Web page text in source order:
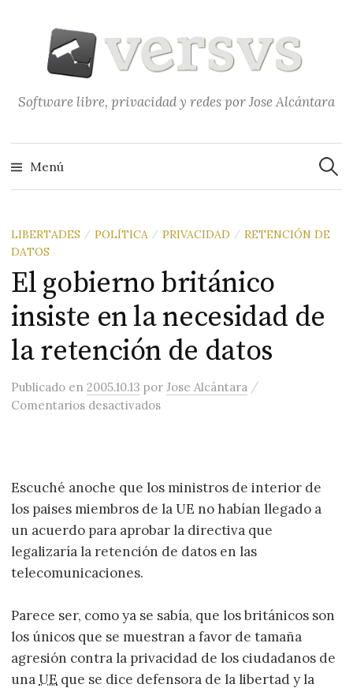
contenido
Software libre, privacidad y redes por Jose Alcántara
Menú
LIBERTADES / POLÍTICA / PRIVACIDAD / RETENCIÓN DE
DATOS
El gobierno británico
insiste en la necesidad de
la retención de datos
Publicado en2005.10.13 porJose Alcántara /
Comentarios desactivadosen El gobierno británico insiste
Escuché anoche que los ministros de interior de
los paises miembros de la UE no habían llegado a
un acuerdo para aprobar la directiva que
legalizaría la retención de datos en las
telecomunicaciones.
Parece ser, como ya se sabía, que los británicos son
los únicos que se muestran a favor de tamaña
agresión contra la privacidad de los ciudadanos de
unaUE que se dice defensora de la libertad y la